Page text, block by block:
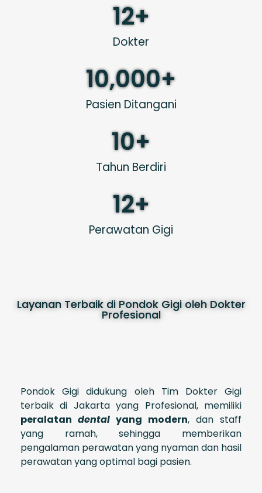
Dokter
12+
Pasien Ditangani
10,000+
Tahun Berdiri
10+
Perawatan Gigi
12+
Layanan Terbaik di Pondok Gigi oleh Dokter
Profesional
Pondok Gigi didukung oleh Tim Dokter Gigi
terbaik di Jakarta yang Profesional, memiliki
peralatan dental yang modern, dan staff
yang ramah, sehingga memberikan
pengalaman perawatan yang nyaman dan hasil
perawatan yang optimal bagi pasien.